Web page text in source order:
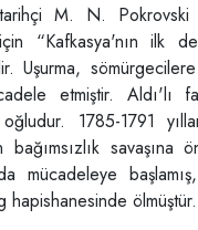
M. N. Pokrovski
“Kafkasya'nın ilk
Uşurma,
etmiştir. Aldı'lı
1785-1791
bağımsızlık savaşına
mücadeleye
hapishanesinde ölmüştür.